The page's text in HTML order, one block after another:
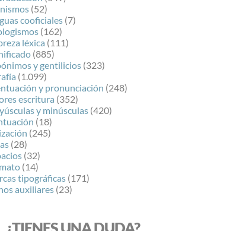
(52)
cooficiales (7)
(162)
léxica (111)
(885)
y gentilicios (323)
(1.099)
y pronunciación (248)
escritura (352)
y minúsculas (420)
(18)
(245)
(28)
(32)
(14)
tipográficas (171)
auxiliares (23)
¿TIENES UNA DUDA?